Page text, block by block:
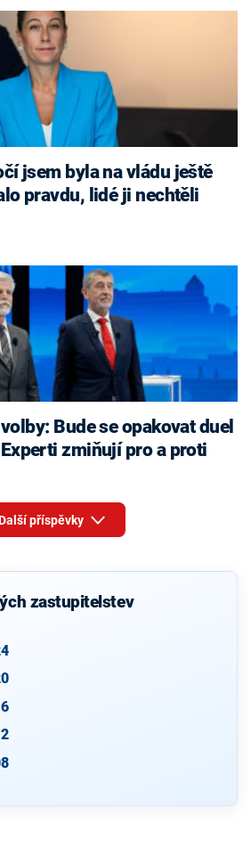
jsem byla na vládu ještě
pravdu, lidé ji nechtěli
zmiňují pro a proti
příspěvky
zastupitelstev